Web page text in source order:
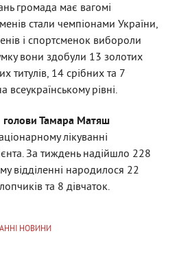
громада має вагомі
стали чемпіонами України,
і спортсменок вибороли
вони здобули 13 золотих
титулів, 14 срібних та 7
рівні.
голови Тамара Матяш
лікуванні
За тиждень надійшло 228
відділенні народилося 22
та 8 дівчаток.
НОВИНИ